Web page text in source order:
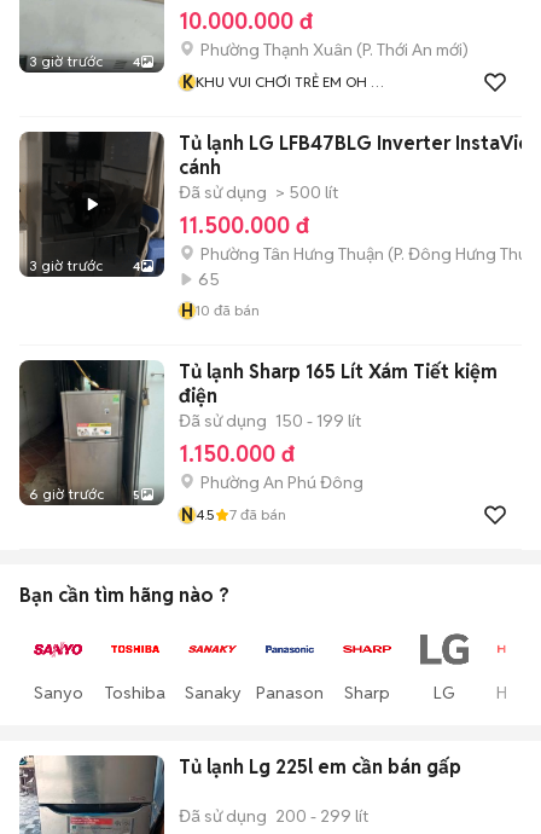
3 giờ trước 4
10.000.000 đ
Phường Thạnh Xuân (P. Thới An mới)
KKHU VUI CHƠI TRẺ EM OH MY
3 giờ trước 4
Tủ lạnh LG LFB47BLG Inverter
cánh
Đã sử dụng > 500 lít
11.500.000 đ
Phường Tân Hưng Thuận (P. Đông Hưng
65
H10 đã bán
6 giờ trước 5
Tủ lạnh Sharp 165 Lít Xám Tiết kiệm
điện
Đã sử dụng 150 - 199 lít
1.150.000 đ
Phường An Phú Đông
N4.5 7 đã bán
Bạn cần tìm hãng nào ?
Sanyo Toshiba Sanaky Panasonic Sharp LG
Tủ lạnh Lg 225l em cần bán gấp
Đã sử dụng 200 - 299 lít